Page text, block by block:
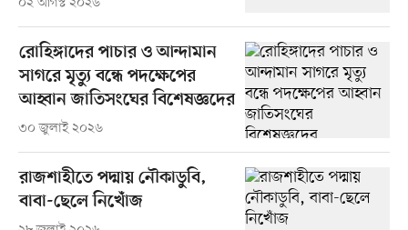
রোহিঙ্গাদের পাচার ও আন্দামান
সাগরে মৃত্যু বন্ধে পদক্ষেপের
আহ্বান জাতিসংঘের বিশেষজ্ঞদের
৩০ জুলাই ২০২৬
রাজশাহীতে পদ্মায় নৌকাডুবি,
বাবা-ছেলে নিখোঁজ